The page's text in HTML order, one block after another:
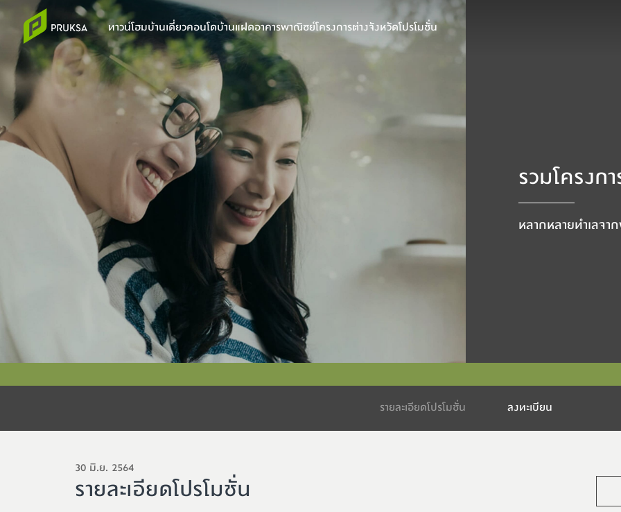
ทาวน์โฮมบ้านเดี่ยวคอนโดบ้านแฝดอาคารพาณิชย์โครงการต่างจังหวัดโปรโมชั่น
รวมโครงก
หลากหลายทำเลจ
รายละเอียดโปรโมชั่น ลงทะเบียน
30 มิ.ย. 2564
รายละเอียดโปรโมชั่น